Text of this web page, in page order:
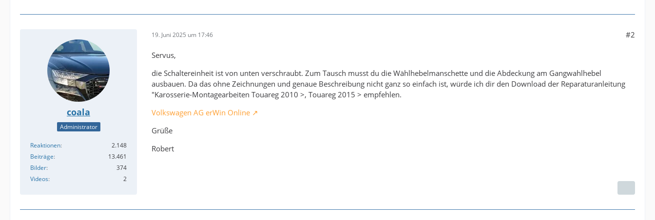
coala
Administrator
Reaktionen
2.148
Beiträge
13.461
Bilder
374
Videos
2
19. Juni 2025 um 17:46 #2
Servus,
die Schaltereinheit ist von unten verschraubt. Zum Tausch musst du die Wählhebelmanschette und die Abdeckung am Gangwahlhebel
ausbauen. Da das ohne Zeichnungen und genaue Beschreibung nicht ganz so einfach ist, würde ich dir den Download der Reparaturanleitung
"Karosserie-Montagearbeiten Touareg 2010 >, Touareg 2015 > empfehlen.
Volkswagen AG erWin Online
Grüße
Robert